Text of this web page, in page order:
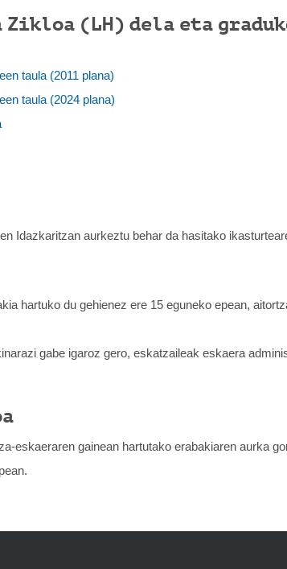
Zikloa (LH) dela eta
taula (2011 plana)
taula (2024 plana)
Idazkaritzan aurkeztu behar da hasitako
hartuko du gehienez ere 15 eguneko epean,
gabe igaroz gero, eskatzaileak eskaera
eskaeraren gainean hartutako erabakiaren aurka